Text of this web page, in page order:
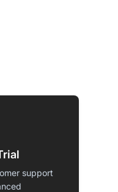
support